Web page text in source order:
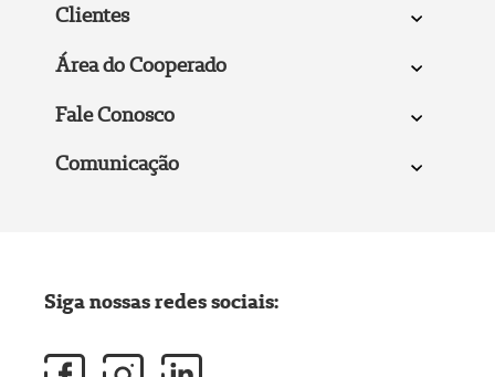
Clientes
Área do Cooperado
Fale Conosco
Comunicação
Siga nossas redes sociais: